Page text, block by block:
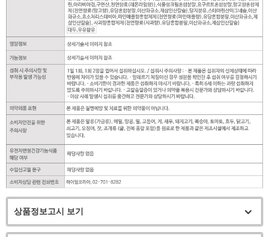
상품정보고시 보기